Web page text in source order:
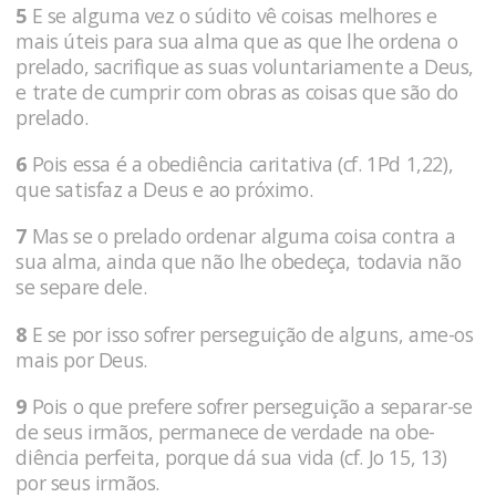
5 E se alguma vez o súdito vê coisas melhores e
mais úteis para sua alma que as que lhe ordena o
pre­lado, sacrifique as suas volunta­riamente a Deus,
e trate de cumprir com o­bras as coi­sas que são do
prelado.
6 Pois essa é a obediência caritativa (cf. 1Pd 1,22),
que sa­tisfaz a Deus e ao próximo.
7 Mas se o prelado ordenar alguma coisa contra a
sua alma, ainda que não lhe obedeça, todavia não
se separe dele.
8 E se por isso sofrer perseguição de al­guns, ame-os
mais por Deus.
9 Pois o que prefere so­frer perseguição a separar-se
de seus irmãos, permanece de verdade na obe­
diência perfeita, porque dá sua vida (cf. Jo 15, 13)
por seus irmãos.